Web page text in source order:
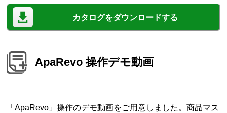
カタログをダウンロードする
ApaRevo 操作デモ動画
「ApaRevo」操作のデモ動画をご用意しました。商品マス